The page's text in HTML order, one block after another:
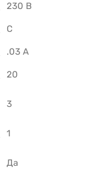
230 В
C
.03 А
20
3
1
Да